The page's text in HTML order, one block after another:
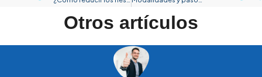
Otros artículos